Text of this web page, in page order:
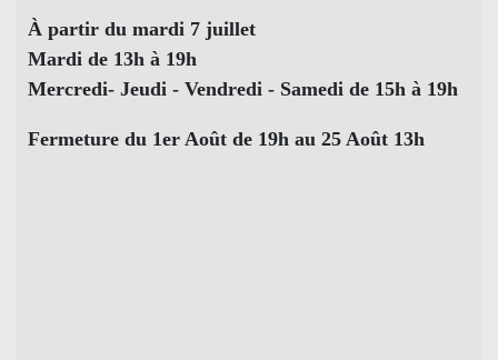
À partir du mardi 7 juillet
Mardi de 13h à 19h
Mercredi- Jeudi - Vendredi - Samedi de 15h à 19h
Fermeture du 1er Août de 19h au 25 Août 13h